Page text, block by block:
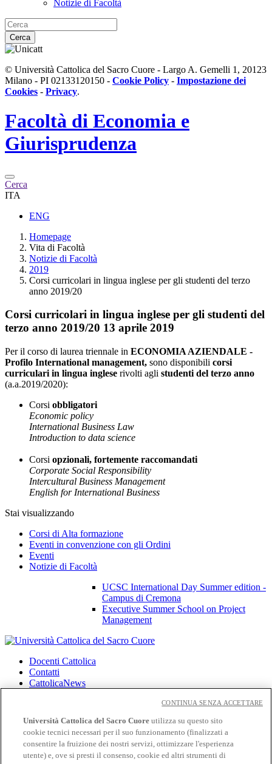
Notizie di Facoltà
Cerca
© Università Cattolica del Sacro Cuore - Largo A. Gemelli 1, 20123
Milano - PI 02133120150 - Cookie Policy - Impostazione dei
Cookies - Privacy.
Facoltà di Economia e
Giurisprudenza
Cerca
ITA
ENG
Homepage
Vita di Facoltà
Notizie di Facoltà
2019
Corsi curricolari in lingua inglese per gli studenti del terzo
anno 2019/20
Corsi curricolari in lingua inglese per gli studenti del
terzo anno 2019/20 13 aprile 2019
Per il corso di laurea triennale in ECONOMIA AZIENDALE -
Profilo International management, sono disponibili corsi
curriculari in lingua inglese rivolti agli studenti del terzo anno
(a.a.2019/2020):
Corsi obbligatori
Economic policy
International Business Law
Introduction to data science
Corsi opzionali, fortemente raccomandati
Corporate Social Responsibility
Intercultural Business Management
English for International Business
Stai visualizzando
Corsi di Alta formazione
Eventi in convenzione con gli Ordini
Eventi
Notizie di Facoltà
UCSC International Day Summer edition -
Campus di Cremona
Executive Summer School on Project
Management
Docenti Cattolica
Contatti
CattolicaNews
CloudMail
CloudMail iCatt
Seguici su:
Università Cattolica del Sacro Cuore utilizza su questo sito
cookie tecnici necessari per il suo funzionamento (finalizzati a
consentire la fruizione dei nostri servizi, ottimizzare l'esperienza
utente) e, ove si presti il consenso, cookie ed altri strumenti di
CONTINUA SENZA ACCETTARE